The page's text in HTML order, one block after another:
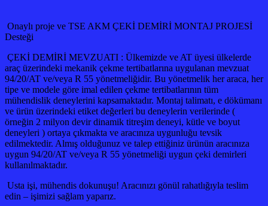
Onaylı proje ve TSE AKM ÇEKİ DEMİRİ MONTAJ PROJESİ
Desteği
ÇEKİ DEMİRİ MEVZUATI : Ülkemizde ve AT üyesi ülkelerde
araç üzerindeki mekanik çekme tertibatlarına uygulanan mevzuat
94/20/AT ve/veya R 55 yönetmeliğidir. Bu yönetmelik her araca, her
tipe ve modele göre imal edilen çekme tertibatlarının tüm
mühendislik deneylerini kapsamaktadır. Montaj talimatı, e dökümanı
ve ürün üzerindeki etiket değerleri bu deneylerin verilerinde (
örneğin 2 milyon devir dinamik titreşim deneyi, kütle ve boyut
deneyleri ) ortaya çıkmakta ve aracınıza uygunluğu tevsik
edilmektedir. Almış olduğunuz ve talep ettiğiniz ürünün aracınıza
uygun 94/20/AT ve/veya R 55 yönetmeliği uygun çeki demirleri
kullanılmaktadır.
Usta işi, mühendis dokunuşu! Aracınızı gönül rahatlığıyla teslim
edin – işimizi sağlam yaparız.